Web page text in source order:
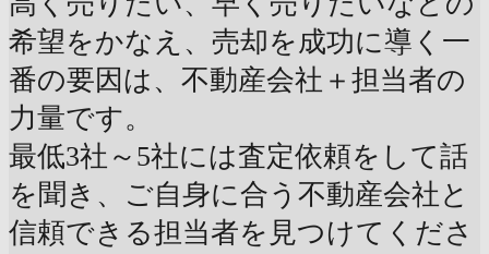
希望をかなえ、売却を成功に導く一
番の要因は、不動産会社＋担当者の
力量です。
最低3社～5社には査定依頼をして話
を聞き、ご自身に合う不動産会社と
信頼できる担当者を見つけてくださ